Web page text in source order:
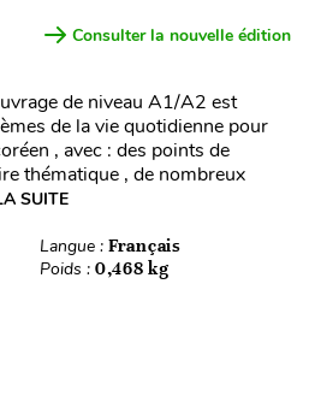
Consulter la nouvelle édition
de niveau A1/A2 est
de la vie quotidienne pour
, avec : des points de
thématique , de nombreux
SUITE
Langue : Français
Poids : 0,468 kg